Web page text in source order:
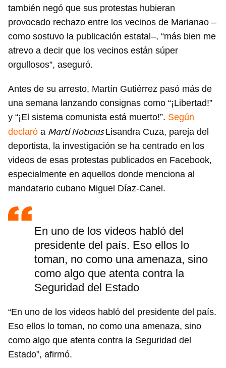
Guardar como favorito
Para poder guardar como favorito, primero has de
iniciar sesión con tu cuenta de 14ymedio.
INICIAR SESIÓN
también negó que sus protestas hubieran
provocado rechazo entre los vecinos de Marianao –
como sostuvo la publicación estatal–, “más bien me
atrevo a decir que los vecinos están súper
orgullosos”, aseguró.
Antes de su arresto, Martín Gutiérrez pasó más de
una semana lanzando consignas como “¡Libertad!”
y “¡El sistema comunista está muerto!”. Según
declaró a Martí NoticiasLisandra Cuza, pareja del
deportista, la investigación se ha centrado en los
videos de esas protestas publicados en Facebook,
especialmente en aquellos donde menciona al
mandatario cubano Miguel Díaz-Canel.
En uno de los videos habló del
presidente del país. Eso ellos lo
toman, no como una amenaza, sino
como algo que atenta contra la
Seguridad del Estado
“En uno de los videos habló del presidente del país.
Eso ellos lo toman, no como una amenaza, sino
como algo que atenta contra la Seguridad del
Estado”, afirmó.